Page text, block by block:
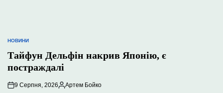
ОПУБЛІКУВАТИ
НОВИНИ
Тайфун Дельфін накрив Японію, є
постраждалі
9 Серпня, 2026
Опубліковано
Артем Бойко